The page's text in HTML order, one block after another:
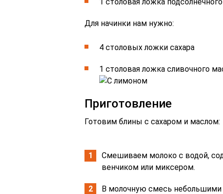
Для начинки нам нужно:
4 столовых ложки сахара
1 столовая ложка сливочного
Приготовление
Готовим блины с сахаром и маслом:
Смешиваем молоко с водой,
венчиком или миксером.
В молочную смесь небольшими